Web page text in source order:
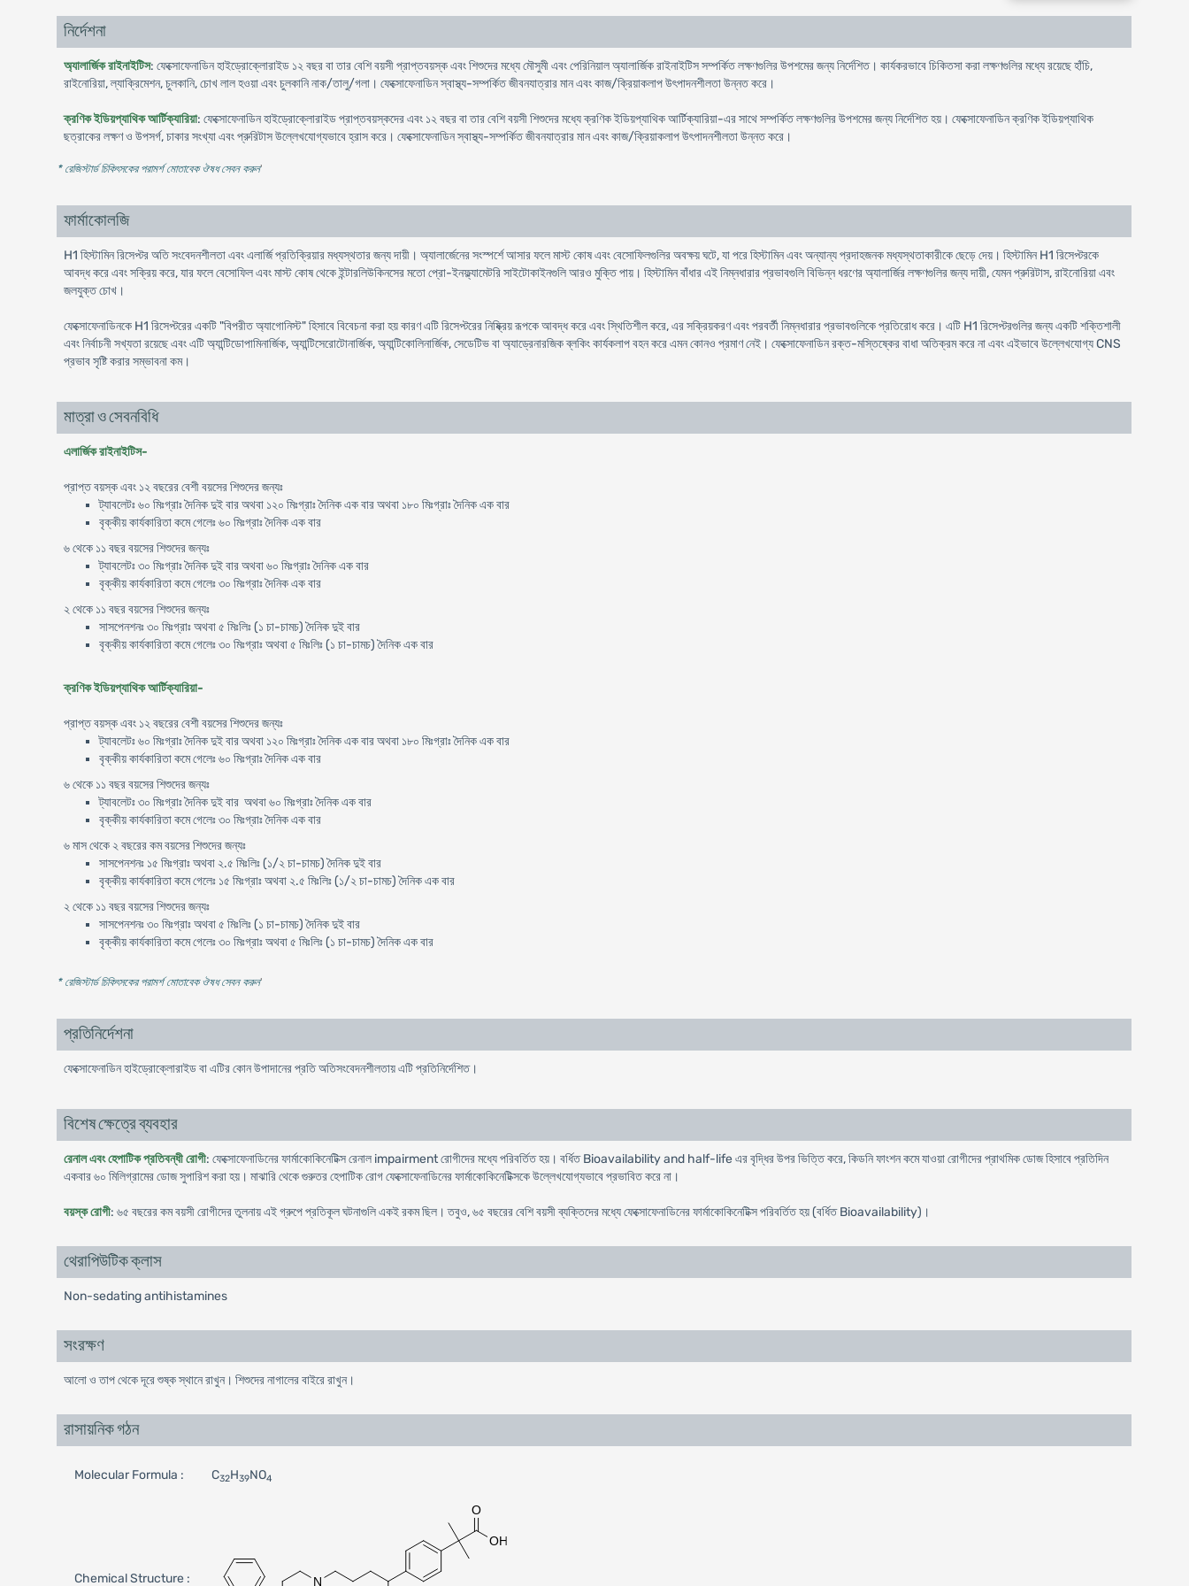
নির্দেশনা
অ্যালার্জিক রাইনাইটিস: ফেক্সোফেনাডিন হাইড্রোক্লোরাইড ১২ বছর বা তার বেশি বয়সী প্রাপ্তবয়স্ক এবং শিশুদের মধ্যে মৌসুমী এবং পেরিনিয়াল অ্যালার্জিক রাইনাইটিস সম্পর্কিত লক্ষণগুলির উপশমের জন্য নির্দেশিত। কার্যকরভাবে চিকিতসা করা লক্ষণগুলির মধ্যে রয়েছে হাঁচি,
রাইনোরিয়া, ল্যাক্রিমেশন, চুলকানি, চোখ লাল হওয়া এবং চুলকানি নাক/তালু/গলা। ফেক্সোফেনাডিন স্বাস্থ্য-সম্পর্কিত জীবনযাত্রার মান এবং কাজ/ক্রিয়াকলাপ উৎপাদনশীলতা উন্নত করে।
ক্রণিক ইডিয়প্যাথিক আর্টিক্যারিয়া: ফেক্সোফেনাডিন হাইড্রোক্লোরাইড প্রাপ্তবয়স্কদের এবং ১২ বছর বা তার বেশি বয়সী শিশুদের মধ্যে ক্রণিক ইডিয়প্যাথিক আর্টিক্যারিয়া-এর সাথে সম্পর্কিত লক্ষণগুলির উপশমের জন্য নির্দেশিত হয়। ফেক্সোফেনাডিন ক্রণিক ইডিয়প্যাথিক
ছত্রাকের লক্ষণ ও উপসর্গ, চাকার সংখ্যা এবং প্রুরিটাস উল্লেখযোগ্যভাবে হ্রাস করে। ফেক্সোফেনাডিন স্বাস্থ্য-সম্পর্কিত জীবনযাত্রার মান এবং কাজ/ক্রিয়াকলাপ উৎপাদনশীলতা উন্নত করে।
* রেজিস্টার্ড চিকিৎসকের পরামর্শ মোতাবেক ঔষধ সেবন করুন'
ফার্মাকোলজি
H1 হিস্টামিন রিসেপ্টর অতি সংবেদনশীলতা এবং এলার্জি প্রতিক্রিয়ার মধ্যস্থতার জন্য দায়ী। অ্যালার্জেনের সংস্পর্শে আসার ফলে মাস্ট কোষ এবং বেসোফিলগুলির অবক্ষয় ঘটে, যা পরে হিস্টামিন এবং অন্যান্য প্রদাহজনক মধ্যস্থতাকারীকে ছেড়ে দেয়। হিস্টামিন H1 রিসেপ্টরকে
আবদ্ধ করে এবং সক্রিয় করে, যার ফলে বেসোফিল এবং মাস্ট কোষ থেকে ইন্টারলিউকিনসের মতো প্রো-ইনফ্ল্যামেটরি সাইটোকাইনগুলি আরও মুক্তি পায়। হিস্টামিন বাঁধার এই নিম্নধারার প্রভাবগুলি বিভিন্ন ধরণের অ্যালার্জির লক্ষণগুলির জন্য দায়ী, যেমন প্রুরিটাস, রাইনোরিয়া এবং
জলযুক্ত চোখ।
ফেক্সোফেনাডিনকে H1 রিসেপ্টরের একটি "বিপরীত অ্যাগোনিস্ট" হিসাবে বিবেচনা করা হয় কারণ এটি রিসেপ্টরের নিষ্ক্রিয় রূপকে আবদ্ধ করে এবং স্থিতিশীল করে, এর সক্রিয়করণ এবং পরবর্তী নিম্নধারার প্রভাবগুলিকে প্রতিরোধ করে। এটি H1 রিসেপ্টরগুলির জন্য একটি শক্তিশালী
এবং নির্বাচনী সখ্যতা রয়েছে এবং এটি অ্যান্টিডোপামিনার্জিক, অ্যান্টিসেরোটোনার্জিক, অ্যান্টিকোলিনার্জিক, সেডেটিভ বা অ্যাড্রেনারজিক ব্লকিং কার্যকলাপ বহন করে এমন কোনও প্রমাণ নেই। ফেক্সোফেনাডিন রক্ত-মস্তিষ্কের বাধা অতিক্রম করে না এবং এইভাবে উল্লেখযোগ্য CNS
প্রভাব সৃষ্টি করার সম্ভাবনা কম।
মাত্রা ও সেবনবিধি
এলার্জিক রাইনাইটিস-
প্রাপ্ত বয়স্ক এবং ১২ বছরের বেশী বয়সের শিশুদের জন্যঃ
ট্যাবলেটঃ ৬০ মিঃগ্রাঃ দৈনিক দুই বার অথবা ১২০ মিঃগ্রাঃ দৈনিক এক বার অথবা ১৮০ মিঃগ্রাঃ দৈনিক এক বার
বৃক্কীয় কার্যকারিতা কমে গেলেঃ ৬০ মিঃগ্রাঃ দৈনিক এক বার
৬ থেকে ১১ বছর বয়সের শিশুদের জন্যঃ
ট্যাবলেটঃ ৩০ মিঃগ্রাঃ দৈনিক দুই বার অথবা ৬০ মিঃগ্রাঃ দৈনিক এক বার
বৃক্কীয় কার্যকারিতা কমে গেলেঃ ৩০ মিঃগ্রাঃ দৈনিক এক বার
২ থেকে ১১ বছর বয়সের শিশুদের জন্যঃ
সাসপেনশনঃ ৩০ মিঃগ্রাঃ অথবা ৫ মিঃলিঃ (১ চা-চামচ) দৈনিক দুই বার
বৃক্কীয় কার্যকারিতা কমে গেলেঃ ৩০ মিঃগ্রাঃ অথবা ৫ মিঃলিঃ (১ চা-চামচ) দৈনিক এক বার
ক্রণিক ইডিয়প্যাথিক আর্টিক্যারিয়া-
প্রাপ্ত বয়স্ক এবং ১২ বছরের বেশী বয়সের শিশুদের জন্যঃ
ট্যাবলেটঃ ৬০ মিঃগ্রাঃ দৈনিক দুই বার অথবা ১২০ মিঃগ্রাঃ দৈনিক এক বার অথবা ১৮০ মিঃগ্রাঃ দৈনিক এক বার
বৃক্কীয় কার্যকারিতা কমে গেলেঃ ৬০ মিঃগ্রাঃ দৈনিক এক বার
৬ থেকে ১১ বছর বয়সের শিশুদের জন্যঃ
ট্যাবলেটঃ ৩০ মিঃগ্রাঃ দৈনিক দুই বার অথবা ৬০ মিঃগ্রাঃ দৈনিক এক বার
বৃক্কীয় কার্যকারিতা কমে গেলেঃ ৩০ মিঃগ্রাঃ দৈনিক এক বার
৬ মাস থেকে ২ বছরের কম বয়সের শিশুদের জন্যঃ
সাসপেনশনঃ ১৫ মিঃগ্রাঃ অথবা ২.৫ মিঃলিঃ (১/২ চা-চামচ) দৈনিক দুই বার
বৃক্কীয় কার্যকারিতা কমে গেলেঃ ১৫ মিঃগ্রাঃ অথবা ২.৫ মিঃলিঃ (১/২ চা-চামচ) দৈনিক এক বার
২ থেকে ১১ বছর বয়সের শিশুদের জন্যঃ
সাসপেনশনঃ ৩০ মিঃগ্রাঃ অথবা ৫ মিঃলিঃ (১ চা-চামচ) দৈনিক দুই বার
বৃক্কীয় কার্যকারিতা কমে গেলেঃ ৩০ মিঃগ্রাঃ অথবা ৫ মিঃলিঃ (১ চা-চামচ) দৈনিক এক বার
* রেজিস্টার্ড চিকিৎসকের পরামর্শ মোতাবেক ঔষধ সেবন করুন'
প্রতিনির্দেশনা
ফেক্সোফেনাডিন হাইড্রোক্লোরাইড বা এটির কোন উপাদানের প্রতি অতিসংবেদনশীলতায় এটি প্রতিনির্দেশিত।
বিশেষ ক্ষেত্রে ব্যবহার
রেনাল এবং হেপাটিক প্রতিবন্ধী রোগী: ফেক্সোফেনাডিনের ফার্মাকোকিনেটিক্স রেনাল impairment রোগীদের মধ্যে পরিবর্তিত হয়। বর্ধিত Bioavailability and half-life এর বৃদ্ধির উপর ভিত্তি করে, কিডনি ফাংশন কমে যাওয়া রোগীদের প্রাথমিক ডোজ হিসাবে প্রতিদিন
একবার ৬০ মিলিগ্রামের ডোজ সুপারিশ করা হয়। মাঝারি থেকে গুরুতর হেপাটিক রোগ ফেক্সোফেনাডিনের ফার্মাকোকিনেটিক্সকে উল্লেখযোগ্যভাবে প্রভাবিত করে না।
বয়স্ক রোগী: ৬৫ বছরের কম বয়সী রোগীদের তুলনায় এই গ্রুপে প্রতিকূল ঘটনাগুলি একই রকম ছিল। তবুও, ৬৫ বছরের বেশি বয়সী ব্যক্তিদের মধ্যে ফেক্সোফেনাডিনের ফার্মাকোকিনেটিক্স পরিবর্তিত হয় (বর্ধিত Bioavailability)।
থেরাপিউটিক ক্লাস
Non-sedating antihistamines
সংরক্ষণ
আলো ও তাপ থেকে দূরে শুষ্ক স্থানে রাখুন। শিশুদের নাগালের বাইরে রাখুন।
রাসায়নিক গঠন
Molecular Formula : C32H39NO4
Chemical Structure :